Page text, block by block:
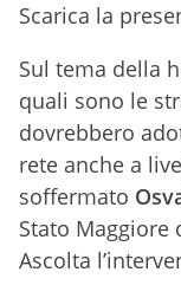
Scarica la
Sul tema della
quali sono le
dovrebbero
rete anche a
soffermato
Stato Maggiore
Ascolta